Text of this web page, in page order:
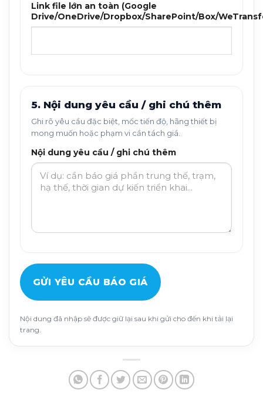
Link file lớn an toàn (Google
Drive/OneDrive/Dropbox/SharePoint/Box/
5. Nội dung yêu cầu / ghi chú thêm
Ghi rõ yêu cầu đặc biệt, mốc tiến độ, hãng thiết bị
mong muốn hoặc phạm vi cần tách giá.
Nội dung yêu cầu / ghi chú thêm
GỬI YÊU CẦU BÁO GIÁ
Nội dung đã nhập sẽ được giữ lại sau khi gửi cho đến khi tải lại
trang.